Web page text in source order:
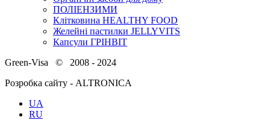
ПОЛІЕНЗИМИ
Клітковина HEALTHY FOOD
Желейні пастилки JELLYVITS
Капсули ГРІНВІТ
Green-Visa © 2008 - 2024
Розробка сайту - ALTRONICA
UA
RU